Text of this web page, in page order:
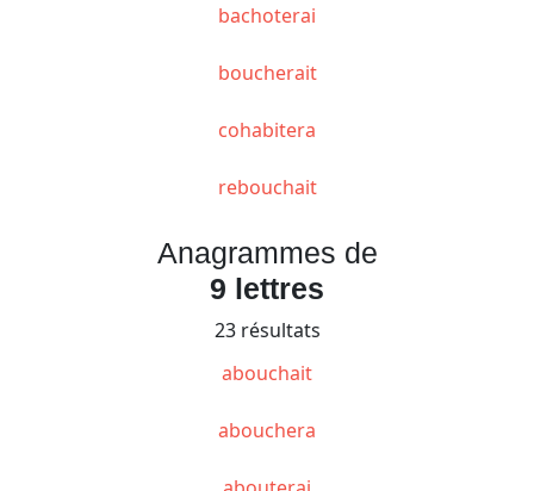
bachoterai
boucherait
cohabitera
rebouchait
Anagrammes de
9 lettres
23 résultats
abouchait
abouchera